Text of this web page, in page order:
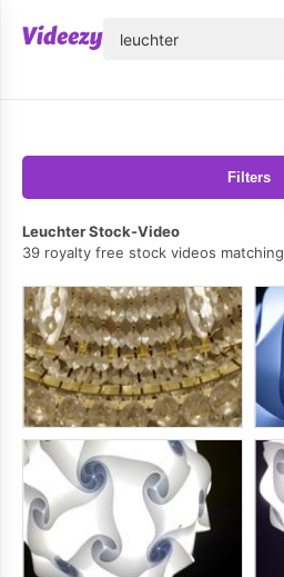
Filters
Leuchter Stock-Video
39 royalty free stock videos matching